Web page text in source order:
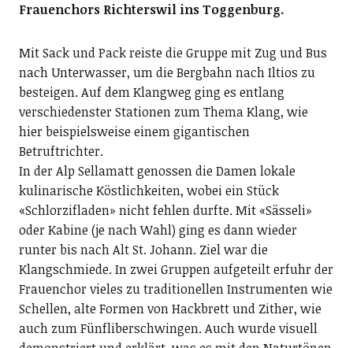
Frauenchors Richterswil ins Toggenburg.
Mit Sack und Pack reiste die Gruppe mit Zug und Bus
nach Unterwasser, um die Bergbahn nach Iltios zu
besteigen. Auf dem Klangweg ging es entlang
verschiedenster Stationen zum Thema Klang, wie
hier beispielsweise einem gigantischen
Betruftrichter.
In der Alp Sellamatt genossen die Damen lokale
kulinarische Köstlichkeiten, wobei ein Stück
«Schlorzifladen» nicht fehlen durfte. Mit «Sässeli»
oder Kabine (je nach Wahl) ging es dann wieder
runter bis nach Alt St. Johann. Ziel war die
Klangschmiede. In zwei Gruppen aufgeteilt erfuhr der
Frauenchor vieles zu traditionellen Instrumenten wie
Schellen, alte Formen von Hackbrett und Zither, wie
auch zum Fünfliberschwingen. Auch wurde visuell